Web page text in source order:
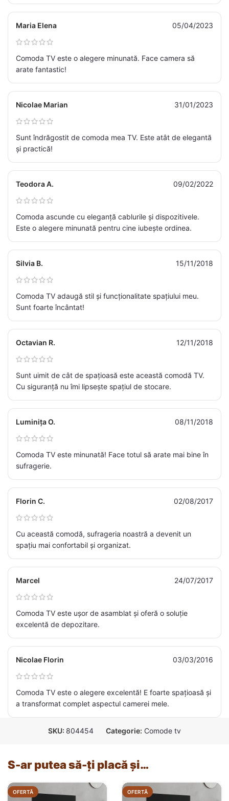
Maria Elena 05/04/2023
Comoda TV este o alegere minunată. Face camera să
arate fantastic!
Nicolae Marian 31/01/2023
Sunt îndrăgostit de comoda mea TV. Este atât de elegantă
și practică!
Teodora A. 09/02/2022
Comoda ascunde cu eleganță cablurile și dispozitivele.
Este o alegere minunată pentru cine iubește ordinea.
Silvia B. 15/11/2018
Comoda TV adaugă stil și funcționalitate spațiului meu.
Sunt foarte încântat!
Octavian R. 12/11/2018
Sunt uimit de cât de spațioasă este această comodă TV.
Cu siguranță nu îmi lipsește spațiul de stocare.
Luminița O. 08/11/2018
Comoda TV este minunată! Face totul să arate mai bine în
sufragerie.
Florin C. 02/08/2017
Cu această comodă, sufrageria noastră a devenit un
spațiu mai confortabil și organizat.
Marcel 24/07/2017
Comoda TV este ușor de asamblat și oferă o soluție
excelentă de depozitare.
Nicolae Florin 03/03/2016
Comoda TV este o alegere excelentă! E foarte spațioasă și
a transformat complet aspectul camerei mele.
SKU: 804454 Categorie: Comode tv
S-ar putea să-ți placă și…
OFERTĂ OFERTĂ